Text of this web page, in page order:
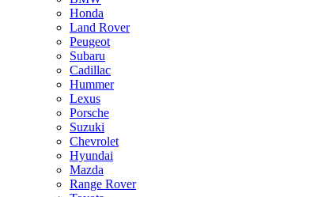
Honda
Land Rover
Peugeot
Subaru
Cadillac
Hummer
Lexus
Porsche
Suzuki
Chevrolet
Hyundai
Mazda
Range Rover